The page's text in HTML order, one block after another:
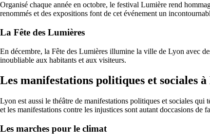
Organisé chaque année en octobre, le festival Lumière rend
renommés et des expositions font de cet événement un
La Fête des Lumières
En décembre, la Fête des Lumières illumine la ville de Lyon avec
inoubliable aux habitants et aux visiteurs.
Les manifestations politiques et sociales
Lyon est aussi le théâtre de manifestations politiques et sociales
et les manifestations contre les injustices sont autant doccasions de
Les marches pour le climat